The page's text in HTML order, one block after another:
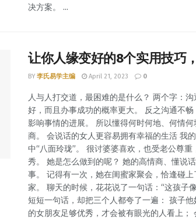
决方案。 ...
让你人缘变好的8个实用技巧
BY 李氏易学主编 April 21, 2023 0
人与人打交道，最困难的是什么？ 两个字：
好，而且办事成功的概率更大。 反之沟通不
影响事情的进展。 所以懂得何时何地、何情
商。 会说话的女人更容易拥有幸福的生活 我
中“八面玲珑”。 很讨婆婆喜欢，也受老公尊
秀。 她是怎么做到的呢？ 她的高情商、懂说
事。 记得有一次，她在闺蜜家聚会，恰逢碰
家。 聊天的时候，花花说了一句话：“这孩子
短短一句话，却把三个人都夸了一遍： 孩子
的女朋友足够优秀，才会被有眼光的人看上；